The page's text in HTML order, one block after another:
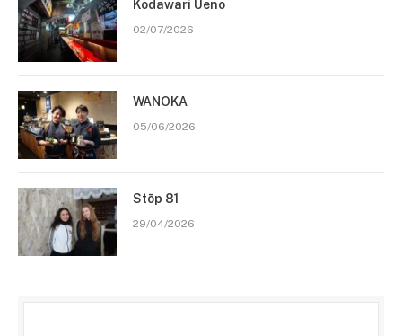
Kodawari Ueno
02/07/2026
WANOKA
05/06/2026
Stōp 81
29/04/2026